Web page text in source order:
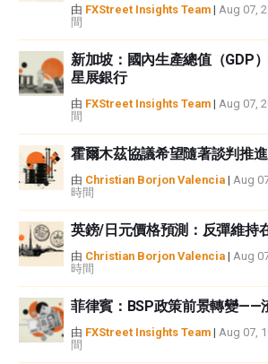
FXStreet並非註冊投資顧問，本文內容無意提供任何
由 FXStreet Insights Team | Aug 07,
間
新加坡：國內生產總值（GDP
星展銀行
由 FXStreet Insights Team | Aug 07,
間
霍爾木茲協議希望隨著談判推
由 Christian Borjon Valencia | Aug
時間
英鎊/日元價格預測：反彈維持
由 Christian Borjon Valencia | Aug
時間
菲律賓：BSP政策前景轉變——
由 FXStreet Insights Team | Aug 07,
間